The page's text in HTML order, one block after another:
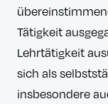
Tätigkeit
Lehrtätigkeit
sich als
insbesondere